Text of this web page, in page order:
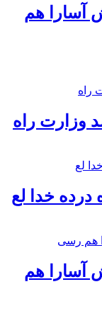
آسارا هم
وزارت راه
خدا لع
آسارا هم